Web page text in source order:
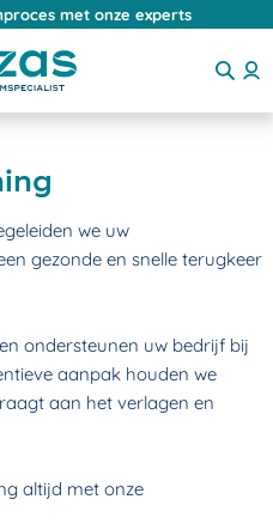
met onze experts
we uw
gezonde en snelle terugkeer
ondersteunen uw bedrijf bij
aanpak houden we
aan het verlagen en
altijd met onze